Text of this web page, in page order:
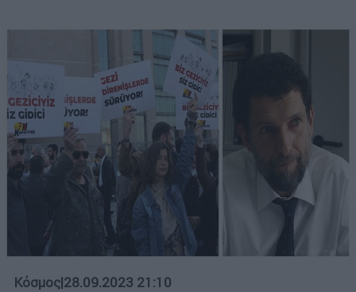
Κόσμος|28.09.2023 21:10